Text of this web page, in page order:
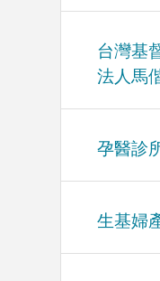
台灣基
法人馬
孕醫診
生基婦